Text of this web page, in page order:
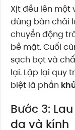
Xịt đều lên một
dùng bàn chải
chuyển động
bề mặt. Cuối
sạch bọt và
lại. Lặp lại quy
biệt là phần
Bước 3:
da và kính